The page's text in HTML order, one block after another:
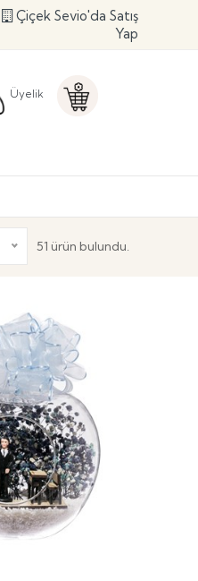
Çiçek Sevio'da Satış
Yap
Üyelik
51 ürün bulundu.